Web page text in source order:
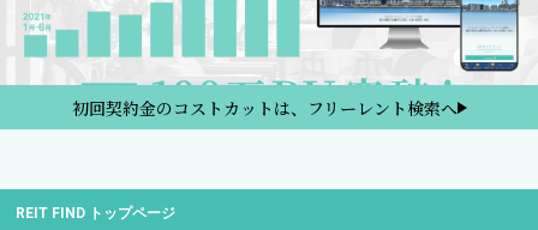
初回契約金のコストカットは、フリーレント検索へ
REIT FIND トップページ